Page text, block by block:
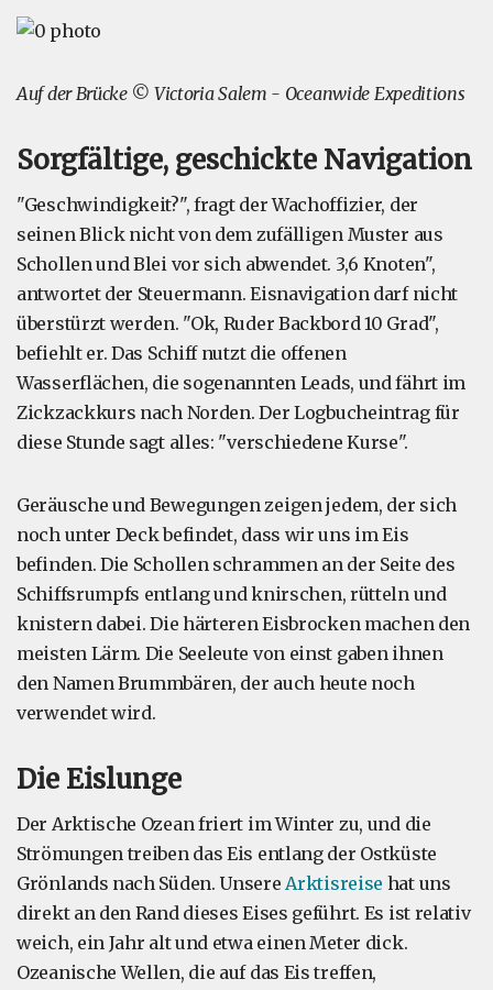
Auf der Brücke © Victoria Salem - Oceanwide Expeditions
Sorgfältige, geschickte Navigation
"Geschwindigkeit?", fragt der Wachoffizier, der
seinen Blick nicht von dem zufälligen Muster aus
Schollen und Blei vor sich abwendet. 3,6 Knoten",
antwortet der Steuermann. Eisnavigation darf nicht
überstürzt werden. "Ok, Ruder Backbord 10 Grad",
befiehlt er. Das Schiff nutzt die offenen
Wasserflächen, die sogenannten Leads, und fährt im
Zickzackkurs nach Norden. Der Logbucheintrag für
diese Stunde sagt alles: "verschiedene Kurse".
Geräusche und Bewegungen zeigen jedem, der sich
noch unter Deck befindet, dass wir uns im Eis
befinden. Die Schollen schrammen an der Seite des
Schiffsrumpfs entlang und knirschen, rütteln und
knistern dabei. Die härteren Eisbrocken machen den
meisten Lärm. Die Seeleute von einst gaben ihnen
den Namen Brummbären, der auch heute noch
verwendet wird.
Die Eislunge
Der Arktische Ozean friert im Winter zu, und die
Strömungen treiben das Eis entlang der Ostküste
Grönlands nach Süden. UnsereArktisreise hat uns
direkt an den Rand dieses Eises geführt. Es ist relativ
weich, ein Jahr alt und etwa einen Meter dick.
Ozeanische Wellen, die auf das Eis treffen,